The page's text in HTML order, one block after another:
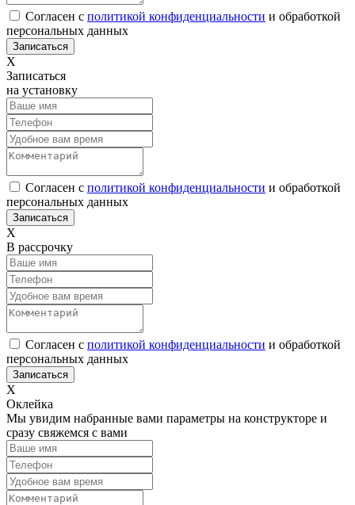
Согласен с политикой конфиденциальности и обработкой
персональных данных
Х
Записаться
на установку
Согласен с политикой конфиденциальности и обработкой
персональных данных
Х
В рассрочку
Согласен с политикой конфиденциальности и обработкой
персональных данных
Х
Оклейка
Мы увидим набранные вами параметры на конструкторе и
сразу свяжемся с вами